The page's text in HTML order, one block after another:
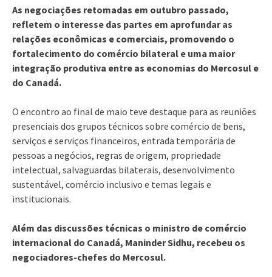
As negociações retomadas em outubro passado,
refletem o interesse das partes em aprofundar as
relações econômicas e comerciais, promovendo o
fortalecimento do comércio bilateral e uma maior
integração produtiva entre as economias do Mercosul e
do Canadá.
O encontro ao final de maio teve destaque para as reuniões
presenciais dos grupos técnicos sobre comércio de bens,
serviços e serviços financeiros, entrada temporária de
pessoas a negócios, regras de origem, propriedade
intelectual, salvaguardas bilaterais, desenvolvimento
sustentável, comércio inclusivo e temas legais e
institucionais.
Além das discussões técnicas o ministro de comércio
internacional do Canadá, Maninder Sidhu, recebeu os
negociadores-chefes do Mercosul.